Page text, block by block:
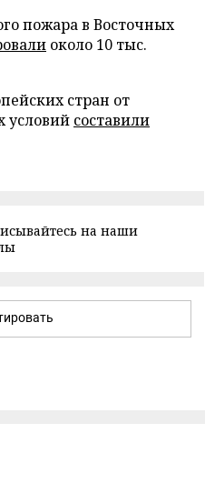
пожара в Восточных
около 10 тыс.
стран от
условий составили
на наши